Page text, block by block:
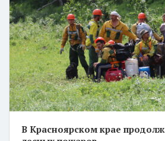
В Красноярском крае